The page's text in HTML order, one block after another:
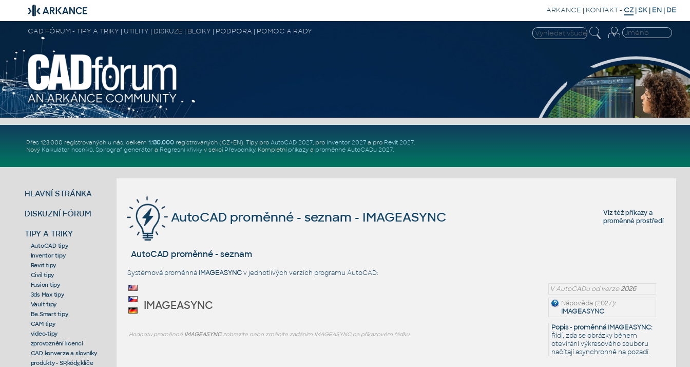
ARKANCE | KONTAKT- CZ |SK | EN | DE
CAD FÓRUM - TIPY A TRIKY | UTILITY | DISKUZE | BLOKY | PODPORA | POMOC A RADY
Přes 123.000 registrovaných u nás, celkem 1.130.000registrovaných (CZ+EN). Tipy pro AutoCAD 2027, pro Inventor 2027a pro Revit 2027.
Nový Kalkulátor nosníků, Spirograf generátor a Regresní křivkyv sekci Převodníky. Kompletní příkazya proměnné AutoCADu 2027.
HLAVNÍ STRÁNKA
DISKUZNÍ FÓRUM
TIPY A TRIKY
AutoCAD tipy
Inventor tipy
Revit tipy
Civil tipy
Fusion tipy
3ds Max tipy
Vault tipy
Be.Smart tipy
CAM tipy
video-tipy
zprovoznění licencí
CAD konverze a slovníky
produkty - SP,kódy,klíče
Viz téžpříkazya
proměnné prostředí
AutoCAD proměnné - seznam - IMAGEASYNC
AutoCAD proměnné - seznam
Systémová proměnná IMAGEASYNCv jednotlivých verzích programu AutoCAD:
V AutoCADu od verze2026
Nápověda (2027):
IMAGEASYNC
Popis - proměnná IMAGEASYNC:
Řídí, zda se obrázky během
otevírání výkresového souboru
načítají asynchronně na pozadí.
IMAGEASYNC
Hodnotu proměnné IMAGEASYNCzobrazíte nebo změníte zadáním IMAGEASYNC na příkazovém řádku.